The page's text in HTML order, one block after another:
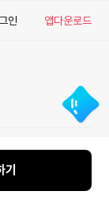
인 앱다운로드
개인정보처리방침